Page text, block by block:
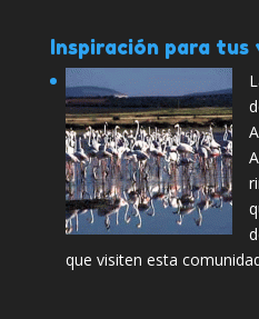
Inspiración para tus
que visiten esta